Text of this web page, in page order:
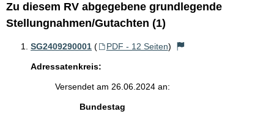
Zu diesem RV abgegebene grundlegende
Stellungnahmen/Gutachten (1)
SG2409290001 ( PDF - 12 Seiten)
Adressatenkreis:
Versendet am 26.06.2024 an:
Bundestag